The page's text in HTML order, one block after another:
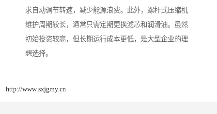
求自动调节转速，减少能源浪费。此外，螺杆式压缩机
维护周期较长，通常只需定期更换滤芯和润滑油。虽然
初始投资较高，但长期运行成本更低，是大型企业的理
想选择。
http://www.sxjgmy.cn